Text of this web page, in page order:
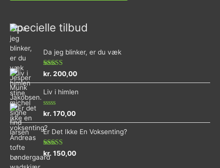
Specielle tilbud
Da jeg blinker, er du væk
Vurderet
ud af 5
kr. 200,00
Liv i himlen
Vurderet
ud
af
5
kr. 170,00
Er Det Ikke En Voksenting?
Vurderet
5.00
ud af 5
kr. 150,00